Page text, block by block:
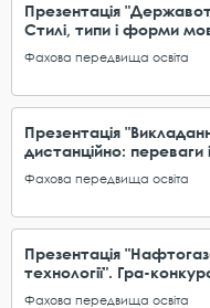
Презентація
Стилі, типи і форми
Фахова передвища освіта
Презентація
дистанційно: переваги
Фахова передвища освіта
Презентація
технології". Гра-
Фахова передвища освіта